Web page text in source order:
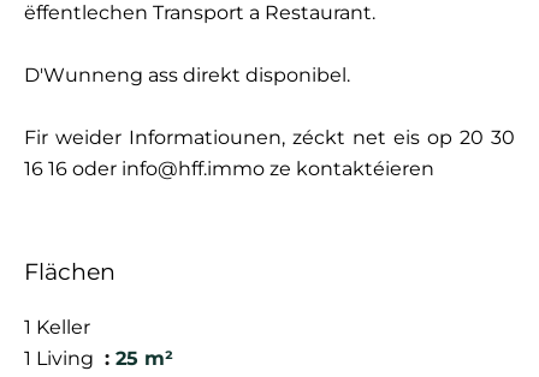
ëffentlechen Transport a Restaurant.
D'Wunneng ass direkt disponibel.
Fir weider Informatiounen, zéckt net eis op 20 30
16 16 oder info@hff.immo ze kontaktéieren
Flächen
1 Keller
1 Living
25 m²